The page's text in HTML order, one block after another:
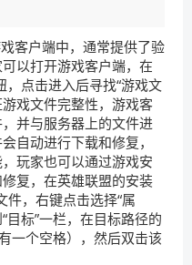
客户端中，通常提供了验
以打开游戏客户端，在
，点击进入后寻找“游戏文
游戏文件完整性，游戏客
并与服务器上的文件进
自动进行下载和修复，
玩家也可以通过游戏安
复，在英雄联盟的安装
件，右键点击选择“属
目标”一栏，在目标路径的
一个空格），然后双击该